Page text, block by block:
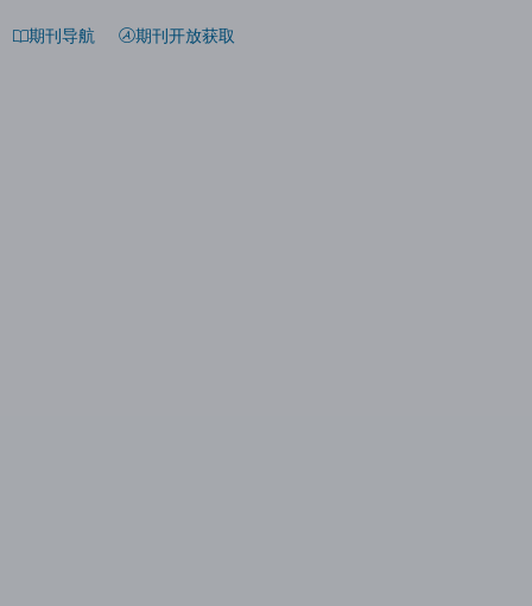
期刊导航 期刊开放获取